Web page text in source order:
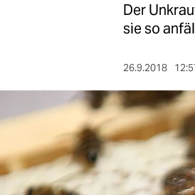
nord
wahrheit
verlag
Der
sie so
26.9.2018